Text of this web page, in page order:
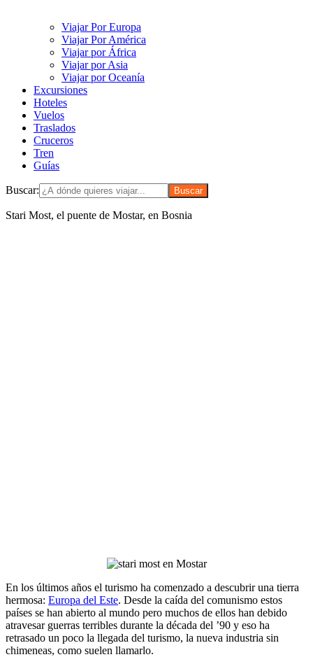
Viajar Por Europa
Viajar Por América
Viajar por África
Viajar por Asia
Viajar por Oceanía
Excursiones
Hoteles
Vuelos
Traslados
Cruceros
Tren
Guías
Buscar:
Stari Most, el puente de Mostar, en Bosnia
En los últimos años el turismo ha comenzado a descubrir una tierra
hermosa: Europa del Este. Desde la caída del comunismo estos
países se han abierto al mundo pero muchos de ellos han debido
atravesar guerras terribles durante la década del ’90 y eso ha
retrasado un poco la llegada del turismo, la nueva industria sin
chimeneas, como suelen llamarlo.